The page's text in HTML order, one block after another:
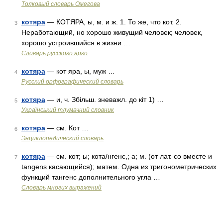
Толковый словарь Ожегова
3 котяра — КОТЯРА, ы, м. и ж. 1. То же, что кот. 2.
Неработающий, но хорошо живущий человек; человек,
хорошо устроившийся в жизни …
Словарь русского арго
4 котяра — кот яра, ы, муж …
Русский орфографический словарь
5 котяра — и, ч. Збільш. зневажл. до кіт 1) …
Український тлумачний словник
6 котяра — см. Кот …
Энциклопедический словарь
7 котяра — см. кот; ы; кота/нгенс,; а; м. (от лат. co вместе и
tangens касающийся); матем. Одна из тригонометрических
функций тангенс дополнительного угла …
Словарь многих выражений